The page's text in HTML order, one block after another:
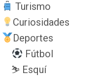
Turismo
Curiosidades
Deportes
Fútbol
⛷️ Esquí